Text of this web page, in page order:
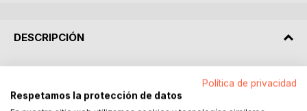
DESCRIPCIÓN
Dos hermanas, Arsinoe y Cleopatra, dos reinas al mismo
tiempo y en un mismo país: Egipto.
El enfrentamiento entre ambas fue implacable. Las dos
Política de privacidad
Respetamos la protección de datos